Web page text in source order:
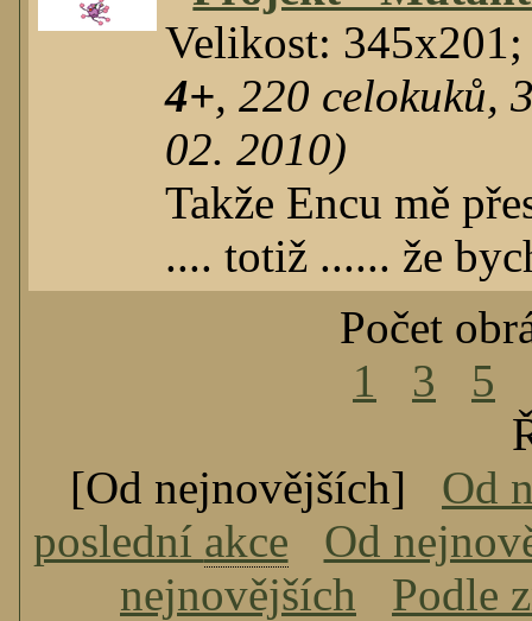
Velikost:
4+,220 celokuků,
02. 2010)
Takže Encu mě
.... totiž ...... že
Počet
1
3 5
[Od nejnovějších] Od
poslední akce
Od
nejnovějších
Podle